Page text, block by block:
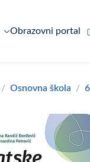
Obrazovni portal
Osnovna škola